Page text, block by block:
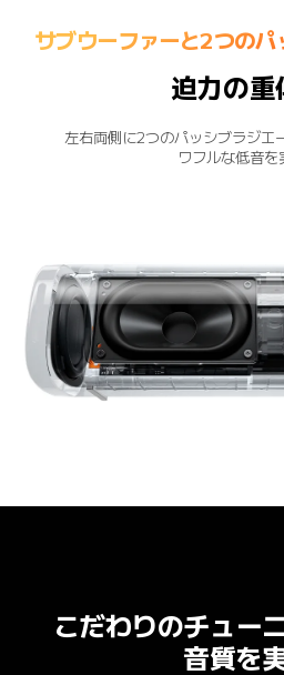
サブウーファーと2つのパ
迫力の重
左右両側に2つのパッシブラジエ
ワフルな低音を
こだわりのチュー
音質を